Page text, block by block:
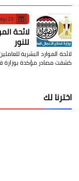
23 نوفمبر 2022
لائحة
للنور
لائحة الموارد البشرية
كشفت مصادر مؤكدة بوزارة
اخترنا لك